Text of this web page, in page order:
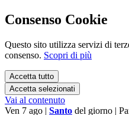
Consenso Cookie
Questo sito utilizza servizi di
consenso. Scopri di più
Accetta tutto
Accetta selezionati
Vai al contenuto
Ven 7 ago | Santo del giorno |